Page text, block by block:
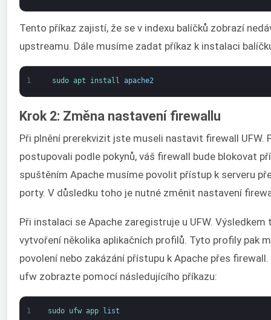
Tento příkaz zajistí, že se v indexu balíčků zobrazí
upstreamu. Dále musíme zadat příkaz k instalaci
1 sudo apt install apache2
Krok 2: Změna nastavení firewallu
Při plnění prerekvizit jste museli nastavit firewall UFW.
postupovali podle pokynů, váš firewall bude blokovat
spuštěním Apache musíme povolit přístup k serveru
porty. V důsledku toho je nutné změnit nastavení
Při instalaci se Apache zaregistruje u UFW.
vytvoření několika aplikačních profilů. Tyto profily pak
povolení nebo zakázání přístupu k Apache přes
ufw zobrazte pomocí následujícího příkazu:
1 sudo ufw app list